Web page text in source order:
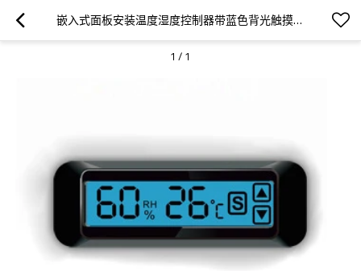
嵌入式面板安装温度湿度控制器带蓝色背光触摸按键防潮箱恒温恒湿箱使用
1 / 1